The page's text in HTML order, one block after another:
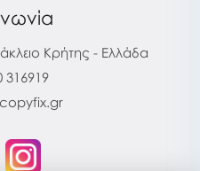
Κρήτης - Ελλάδα
316919